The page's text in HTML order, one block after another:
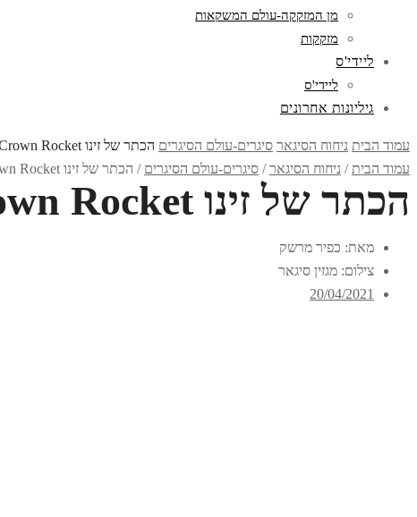
מן המזקקה-עולם המשקאות
מזקקות
ליידי'ס
ליידי'ס
גיליונות אחרונים
עמוד הבית ניחוח הסיגאר סיגרים-עולם הסיגרים הכתר של זינו Zino Platinum Crown Rocket
עמוד הבית / ניחוח הסיגאר/ סיגרים-עולם הסיגרים / הכתר של זינו Zino Platinum Crown Rocket
הכתר של זינו Zino Platinum Crown Rocket
מאת: כפיר מרשק
צילום: מגזין סיגאר
20/04/2021